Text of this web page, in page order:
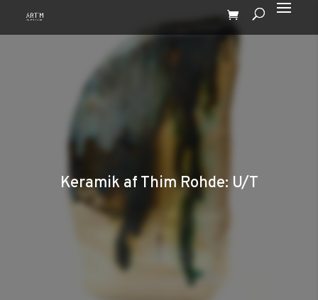
Keramik af Thim Rohde: U/T